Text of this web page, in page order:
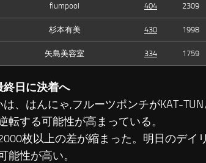
flumpool 404 2309
杉本有美 430 1998
矢島美容室 334 1759
終日に決着へ
、はんにゃ,フルーツポンチがKAT-
転する可能性が高まっている。
枚以上の差が縮まった。明日のデイ
能性が高い。